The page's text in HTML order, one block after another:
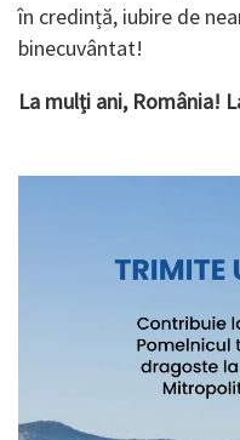
în credință, iubire de
binecuvântat!
La mulți ani, România!